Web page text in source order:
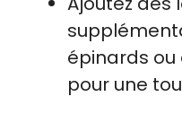
épinards
pour une